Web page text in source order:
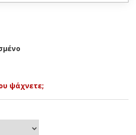
ψάχνετε;